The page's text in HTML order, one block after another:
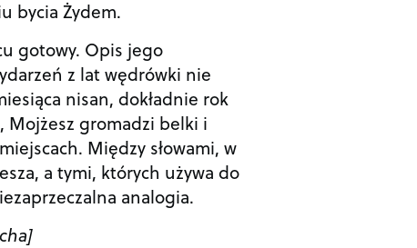
bycia Żydem.
gotowy. Opis jego
z lat wędrówki nie
nisan, dokładnie rok
Mojżesz gromadzi belki i
Między słowami, w
a tymi, których używa do
analogia.